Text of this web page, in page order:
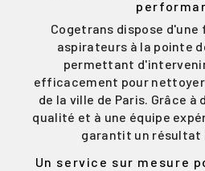
Cogetrans dispose
aspirateurs à la pointe
permettant
efficacement pour nettoyer
de la ville de Paris. Grâce à
qualité et à une équipe
garantit un résultat
Un service sur mesure